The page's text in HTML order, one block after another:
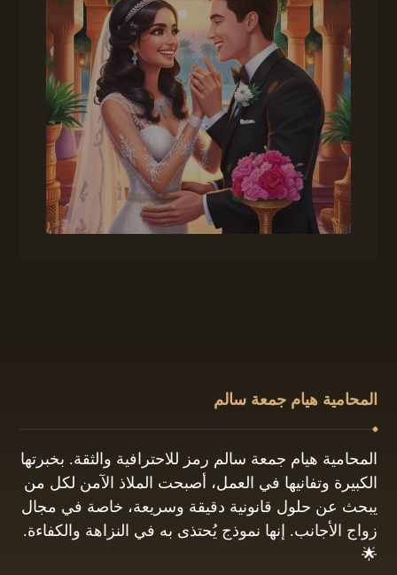
المحامية هيام جمعة سالم
المحامية هيام جمعة سالم رمز للاحترافية والثقة. بخبرتها
الكبيرة وتفانيها في العمل، أصبحت الملاذ الآمن لكل من
يبحث عن حلول قانونية دقيقة وسريعة، خاصة في مجال
زواج الأجانب. إنها نموذج يُحتذى به في النزاهة والكفاءة.
🌟